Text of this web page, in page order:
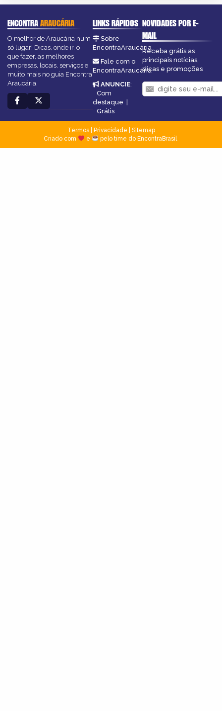
ENCONTRAARAUCÁRIA
O melhor de Araucária num
só lugar! Dicas, onde ir, o
que fazer, as melhores
empresas, locais, serviços e
muito mais no guia Encontra
Araucária.
LINKS RÁPIDOS
Sobre
EncontraAraucária
Fale com o
EncontraAraucária
ANUNCIE:
Com
destaque |
Grátis
NOVIDADES POR E-
MAIL
Receba grátis as
principais notícias,
dicas e promoções
Termos| Privacidade
Sitemap
Criado com
e pelo time do EncontraBrasil